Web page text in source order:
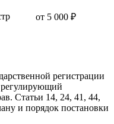
от 5 000 ₽
регистрации
Статьи 14, 24, 41, 44,
и порядок постановки